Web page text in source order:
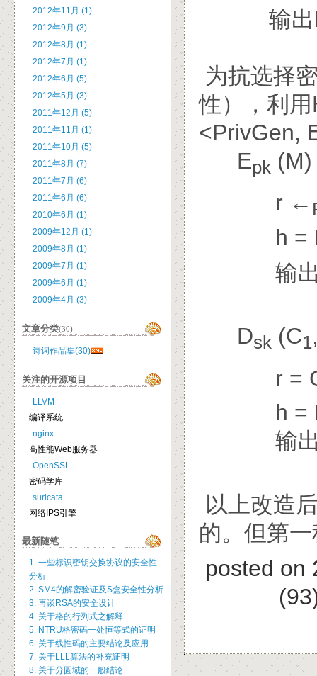
输出
为抗选择
性），利
<PrivGen,
Epk
r ←
h =
输出
Dsk (C1
r =
h =
输出
以上改造
的。但第
posted on
2012年11月 (1)
2012年9月 (3)
2012年8月 (1)
2012年7月 (1)
2012年6月 (5)
2012年5月 (3)
2011年12月 (5)
2011年11月 (1)
2011年10月 (5)
2011年8月 (7)
2011年7月 (6)
2011年6月 (6)
2010年6月 (1)
2009年12月 (1)
2009年8月 (1)
2009年7月 (1)
2009年6月 (1)
2009年4月 (3)
文章分类(30)
诗词作品集(30)
关注的开源项目
LLVM
编译系统
nginx
高性能Web服务器
OpenSSL
密码学库
suricata
网络IPS引擎
最新随笔
1. 一些标识密钥交换协议的安全性
分析
2. SM4的解密验证及S盒安全性分析
3. 再谈RSA的安全设计
4. 关于格的行列式之解释
5. NTRU格密码一处恒等式的证明
6. 关于线性码的主要结论及应用
7. 关于LLL算法的补充证明
8. 关于分圆域的一般结论